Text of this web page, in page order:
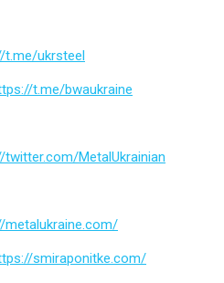
t.me/ukrsteel
t.me/bwaukraine
twitter.com/MetalUkrainian
metalukraine.com/
smiraponitke.com/